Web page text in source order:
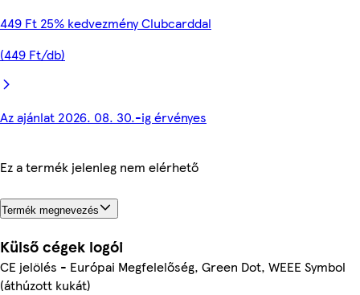
449 Ft 25% kedvezmény Clubcarddal
(449 Ft/db)
Az ajánlat 2026. 08. 30.-ig érvényes
Ez a termék jelenleg nem elérhető
Termék megnevezés
Külső cégek logói
CE jelölés - Európai Megfelelőség, Green Dot, WEEE Symbol
(áthúzott kukát)